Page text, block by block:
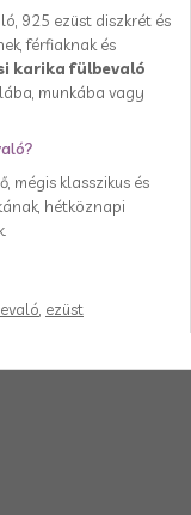
925 ezüst diszkrét és
férfiaknak és
karika fülbevaló
munkába vagy
mégis klasszikus és
hétköznapi
ezüst